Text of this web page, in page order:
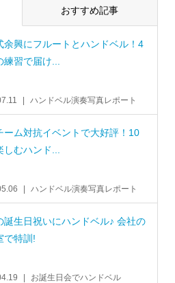
おすすめ記事
余興にフルートとハンドベル！4
練習で届け...
ハンドベル演奏写真レポート
ーム対抗イベントで大好評！10
しむハンド...
ハンドベル演奏写真レポート
誕生日祝いにハンドベル♪ 会社の
で特訓!
お誕生日会でハンドベル